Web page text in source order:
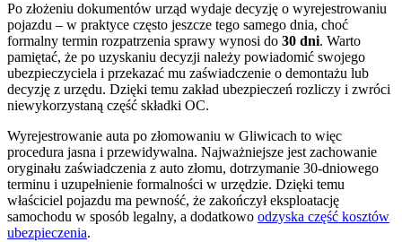
Po złożeniu dokumentów urząd wydaje decyzję o wyrejestrowaniu
pojazdu – w praktyce często jeszcze tego samego dnia, choć
formalny termin rozpatrzenia sprawy wynosi do 30 dni. Warto
pamiętać, że po uzyskaniu decyzji należy powiadomić swojego
ubezpieczyciela i przekazać mu zaświadczenie o demontażu lub
decyzję z urzędu. Dzięki temu zakład ubezpieczeń rozliczy i zwróci
niewykorzystaną część składki OC.
Wyrejestrowanie auta po złomowaniu w Gliwicach to więc
procedura jasna i przewidywalna. Najważniejsze jest zachowanie
oryginału zaświadczenia z auto złomu, dotrzymanie 30-dniowego
terminu i uzupełnienie formalności w urzędzie. Dzięki temu
właściciel pojazdu ma pewność, że zakończył eksploatację
samochodu w sposób legalny, a dodatkowo odzyska część kosztów
ubezpieczenia.